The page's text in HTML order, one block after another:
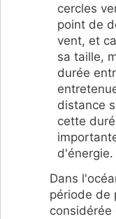
cercles
point de
vent, et
sa taille,
durée
distance
cette
d'énergie.
Dans
période de
considérée